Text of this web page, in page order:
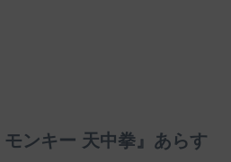
ンキー 天中拳』あらす